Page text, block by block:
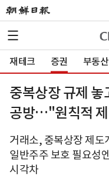
재테크 증권 부동산
중복상장 규제 놓
공방…"원칙적
거래소, 중복상장 제도
일반주주 보호 필요성
시각차